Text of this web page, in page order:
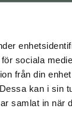
sociala
från din
kan i sin
samlat in när
Såstaholm